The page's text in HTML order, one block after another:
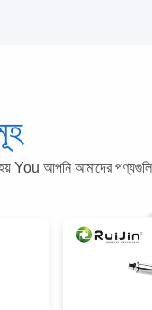
You আপনি আমাদের পণ্যগুলির